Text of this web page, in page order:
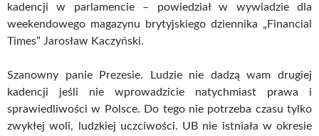
kadencji w parlamencie – powiedział w wywiadzie dla
weekendowego magazynu brytyjskiego dziennika „Financial
Times” Jarosław Kaczyński.
Szanowny panie Prezesie. Ludzie nie dadzą wam drugiej
kadencji jeśli nie wprowadzicie natychmiast prawa i
sprawiedliwości w Polsce. Do tego nie potrzeba czasu tylko
zwykłej woli, ludzkiej uczciwości. UB nie istniała w okresie